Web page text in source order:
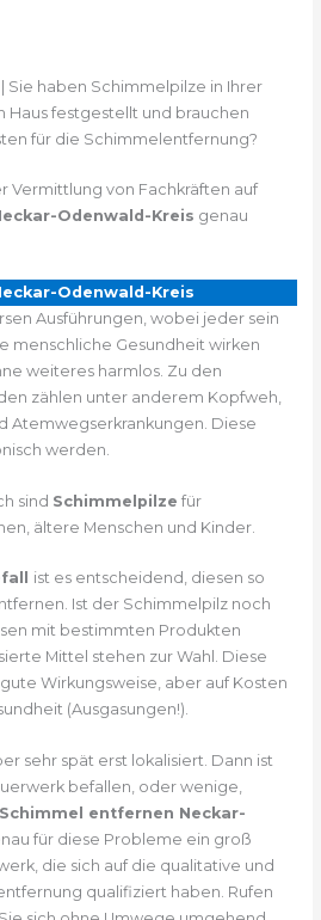
Sie haben Schimmelpilze in Ihrer
Haus festgestellt und brauchen
für die Schimmelentfernung?
Vermittlung von Fachkräften auf
Odenwald-Kreis genau
Odenwald-Kreis
Ausführungen, wobei jeder sein
menschliche Gesundheit wirken
weiteres harmlos. Zu den
zählen unter anderem Kopfweh,
Atemwegserkrankungen. Diese
werden.
sind Schimmelpilze für
ältere Menschen und Kinder.
ist es entscheidend, diesen so
Ist der Schimmelpilz noch
mit bestimmten Produkten
Mittel stehen zur Wahl. Diese
Wirkungsweise, aber auf Kosten
(Ausgasungen!).
sehr spät erst lokalisiert. Dann ist
befallen, oder wenige,
Schimmel entfernen Neckar-
für diese Probleme ein groß
die sich auf die qualitative und
qualifiziert haben. Rufen